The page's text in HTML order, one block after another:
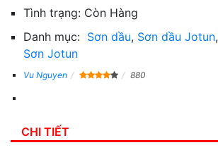
Tình trạng: Còn Hàng
Danh mục: Sơn dầu, Sơn dầu Jotun,
Sơn Jotun
Vu Nguyen 880
CHI TIẾT